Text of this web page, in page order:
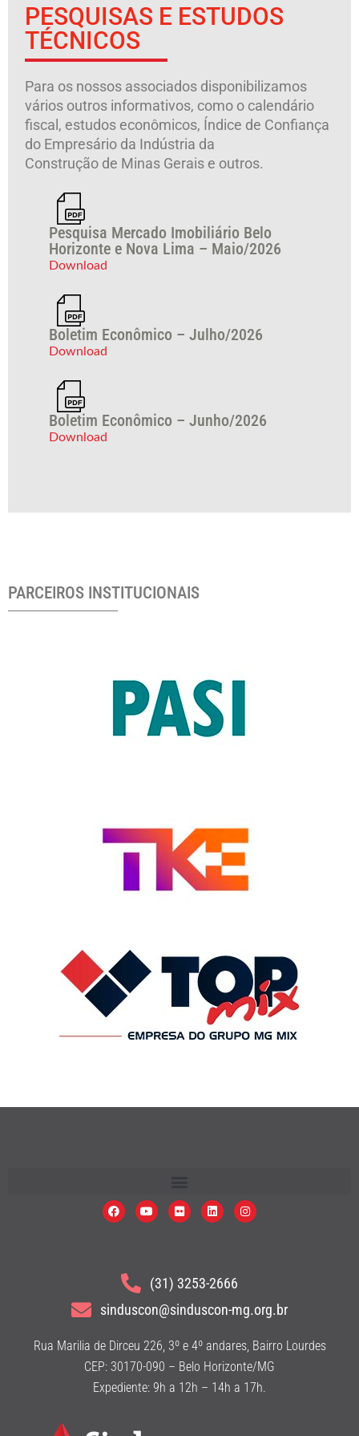
PESQUISAS E ESTUDOS
TÉCNICOS
Para os nossos associados disponibilizamos
vários outros informativos, como o calendário
fiscal, estudos econômicos, Índice de Confiança
do Empresário da Indústria da
Construção de Minas Gerais e outros.
Pesquisa Mercado Imobiliário Belo
Horizonte e Nova Lima – Maio/2026
Download
Boletim Econômico – Julho/2026
Download
Boletim Econômico – Junho/2026
Download
PARCEIROS INSTITUCIONAIS
(31) 3253-2666
sinduscon@sinduscon-mg.org.br
Rua Marilia de Dirceu 226, 3º e 4º andares, Bairro Lourdes
CEP: 30170-090 – Belo Horizonte/MG
Expediente: 9h a 12h – 14h a 17h.